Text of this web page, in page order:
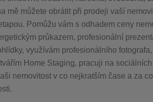
mě můžete obrátit při prodeji vaší
Pomůžu vám s odhadem ceny
průkazem, profesionální
využívám profesionálního
Home Staging, pracuji na
nemovitost v co nejkratším čase a za